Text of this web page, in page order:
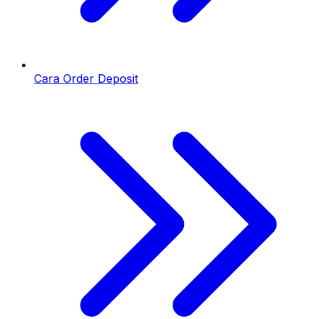
Cara Order Deposit